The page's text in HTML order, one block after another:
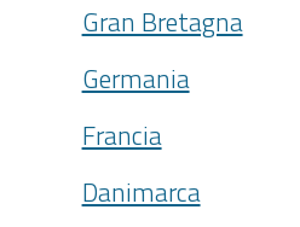
Gran Bretagna
Germania
Francia
Danimarca